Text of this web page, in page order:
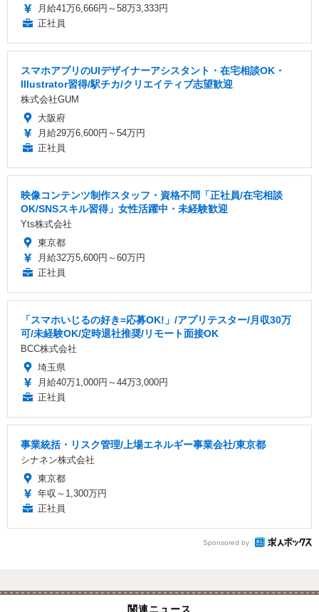
月給41万6,666円～58万3,333円
正社員
スマホアプリのUIデザイナーアシスタント・在宅相談OK・
Illustrator習得/駅チカ/クリエイティブ志望歓迎
株式会社GUM
大阪府
月給29万6,600円～54万円
正社員
映像コンテンツ制作スタッフ・資格不問「正社員/在宅相談
OK/SNSスキル習得」女性活躍中・未経験歓迎
Yts株式会社
東京都
月給32万5,600円～60万円
正社員
「スマホいじるの好き=応募OK!」/アプリテスター/月収30万
可/未経験OK/定時退社推奨/リモート面接OK
BCC株式会社
埼玉県
月給40万1,000円～44万3,000円
正社員
事業統括・リスク管理/上場エネルギー事業会社/東京都
シナネン株式会社
東京都
年収～1,300万円
正社員
Sponsored by
関連ニュース